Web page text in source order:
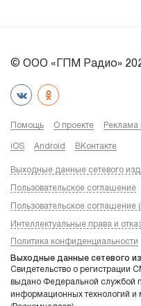
© ООО «ГПМ Радио»
Помощь О проекте Реклама
iOS Android ВКонтакте
Выходные данные сетевого
Пользовательское соглашение
Пользовательское соглашение
Интеллектуальные права и
Политика конфиденциальности
Выходные данные сетевого
Свидетельство о
выдано Федеральной службой
информационных технологий и